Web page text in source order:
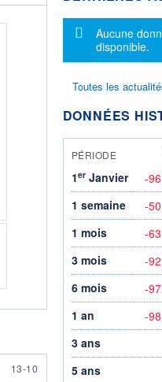
13 OCTOBER
13-10
Message
Aucune
disponible.
Toutes les
DONNÉES
PÉRIODE
1erJanvier -
1 semaine
-
1 mois
-
3 mois
-
6 mois
-
1 an
-
3 ans
5 ans